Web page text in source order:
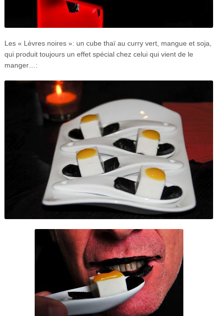
Les « Lèvres noires »: un cube thaï au curry vert, mangue et soja,
qui produit toujours un effet spécial chez celui qui vient de le
manger…: